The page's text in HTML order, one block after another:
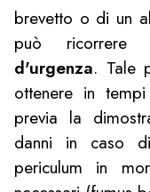
brevetto o di un
può
d'urgenza. Tale
ottenere in
previa la
danni in caso
periculum in